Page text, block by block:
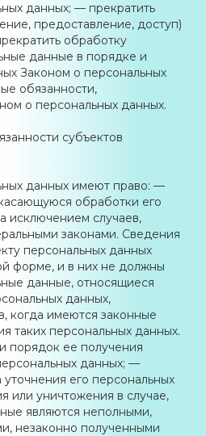
данных; — прекратить
предоставление, доступ)
обработку
данные в порядке и
Законом о персональных
обязанности,
о персональных данных.
субъектов
данных имеют право: —
обработки его
исключением случаев,
законами. Сведения
персональных данных
форме, и в них не должны
данные, относящиеся
данных,
когда имеются законные
таких персональных данных.
порядок ее получения
данных; —
его персональных
или уничтожения в случае,
являются неполными,
незаконно полученными